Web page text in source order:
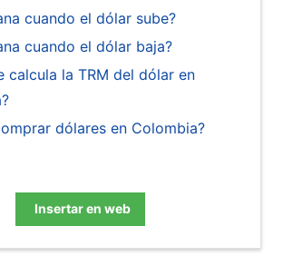
cuando el dólar sube?
cuando el dólar baja?
calcula la TRM del dólar en
dólares en Colombia?
Insertar en web